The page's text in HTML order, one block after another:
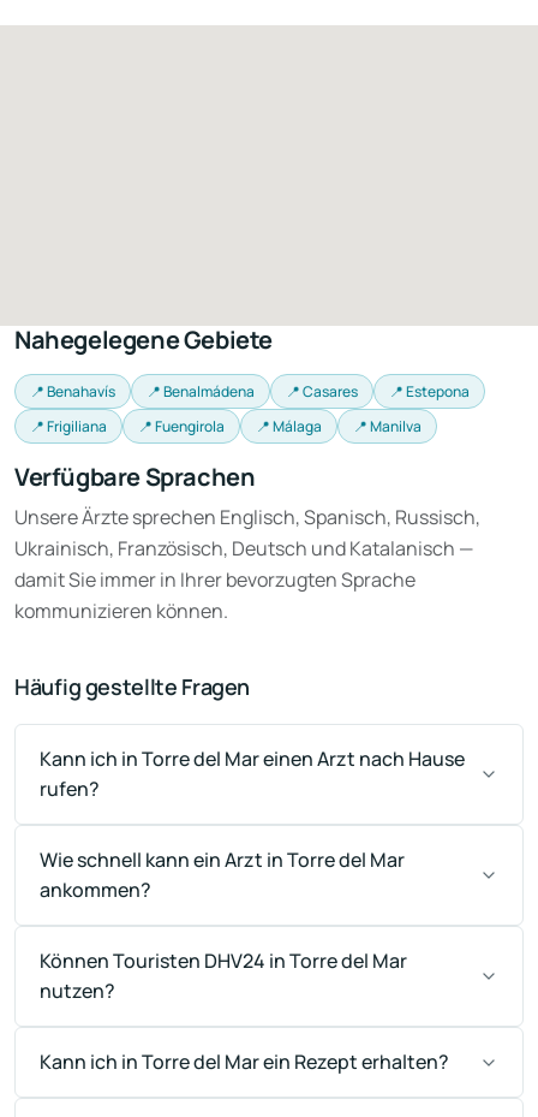
Nahegelegene Gebiete
📍 Benahavís 📍 Benalmádena 📍 Casares
📍 Estepona
📍 Frigiliana
📍 Fuengirola 📍 Málaga 📍 Manilva
Verfügbare Sprachen
Unsere Ärzte sprechen Englisch, Spanisch, Russisch,
Ukrainisch, Französisch, Deutsch und Katalanisch —
damit Sie immer in Ihrer bevorzugten Sprache
kommunizieren können.
Häufig gestellte Fragen
Kann ich in Torre del Mar einen Arzt nach Hause
rufen?
Wie schnell kann ein Arzt in Torre del Mar
ankommen?
Können Touristen DHV24 in Torre del Mar
nutzen?
Kann ich in Torre del Mar ein Rezept erhalten?